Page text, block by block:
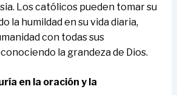
Los católicos pueden tomar su
la humildad en su vida diaria,
con todas sus
la grandeza de Dios.
en la oración y la